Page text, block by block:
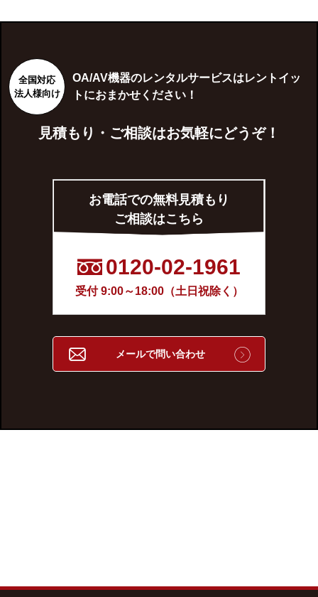
全国対応
法人様向け
OA/AV機器のレンタルサービスはレントイッ
トにおまかせください！
見積もり・ご相談はお気軽にどうぞ！
お電話での無料見積もり
ご相談はこちら
0120-02-1961
受付 9:00～18:00（土日祝除く）
メールで問い合わせ